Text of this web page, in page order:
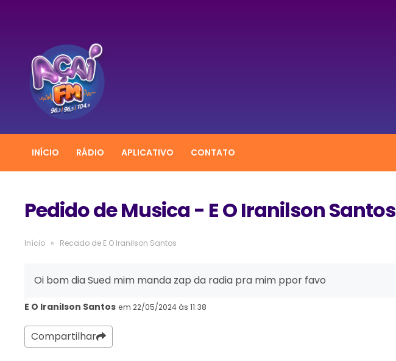
INÍCIO RÁDIO APLICATIVO CONTATO
Pedido de Musica - E O Iranilson Santos
Início » Recado de E O Iranilson Santos
Oi bom dia Sued mim manda zap da radia pra mim ppor favo
E O Iranilson Santos em 22/05/2024 às 11:38
Compartilhar